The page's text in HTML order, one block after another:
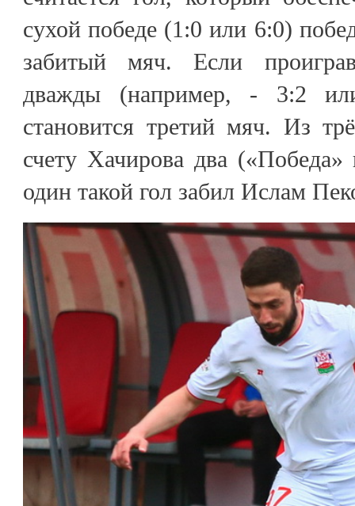
сухой победе (1:0 или 6:0)
забитый мяч. Если
дважды (например, - 3:2
становится третий мяч. Из
счету Хачирова два
один такой гол забил Ислам